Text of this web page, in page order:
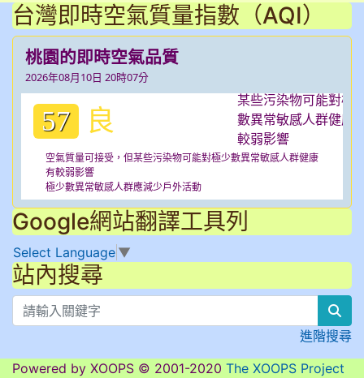
台灣即時空氣質量指數（AQI）
桃園的即時空氣品質
2026年08月10日 20時07分
57 良
空氣質量可接受，但某些污染物可能對極少數異常敏感人群健康
有較弱影響
極少數異常敏感人群應減少戶外活動
Google網站翻譯工具列
Select Language ▼
站內搜尋
進階搜尋
Powered by XOOPS © 2001-2020 The XOOPS Project